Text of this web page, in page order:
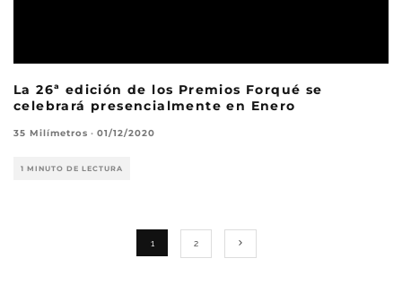
La 26ª edición de los Premios Forqué se
celebrará presencialmente en Enero
35 Milímetros · 01/12/2020
1 MINUTO DE LECTURA
1 2